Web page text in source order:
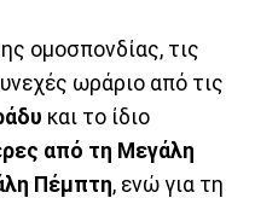
ομοσπονδίας, τις
ωράριο από τις
και το ίδιο
από τη Μεγάλη
Πέμπτη, ενώ για τη